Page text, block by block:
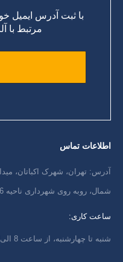
با ثبت آدرس ایمیل
مرتبط با
اطلاعات تماس
آدرس: تهران، شهرک اکباتان،
شمال، روبه روی شهرداری ناحیه 6
ساعت کاری:
شنبه تا چهارشنبه، از ساعت 8 الی14